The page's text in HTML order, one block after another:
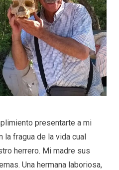
presentarte a mi
la fragua de la vida cual
herrero. Mi madre sus
Una hermana laboriosa,